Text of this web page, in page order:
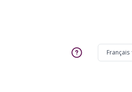
Français